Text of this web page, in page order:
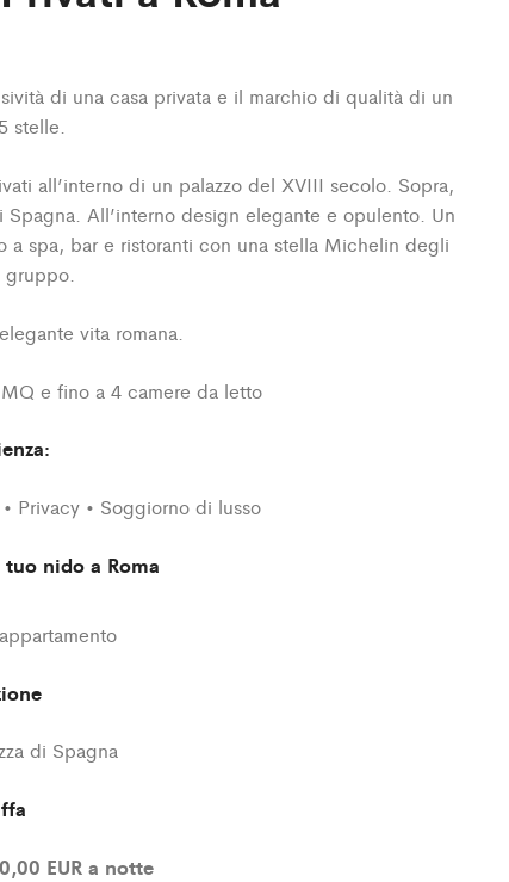
di una casa privata e il marchio di qualità di un
stelle.
​​all’interno di un palazzo del XVIII secolo. Sopra,
Spagna. All’interno design elegante e opulento. Un
spa, bar e ristoranti con una stella Michelin degli
vita romana.
e fino a 4 camere da letto
Privacy • Soggiorno di lusso
nido a Roma
di Spagna
EUR a notte